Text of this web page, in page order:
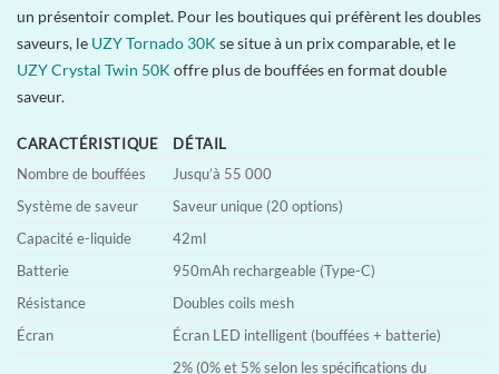
un présentoir complet. Pour les boutiques qui préfèrent les doubles
saveurs, le UZY Tornado 30K se situe à un prix comparable, et le
UZY Crystal Twin 50K offre plus de bouffées en format double
saveur.
CARACTÉRISTIQUE
DÉTAIL
Nombre de bouffées
Jusqu’à 55 000
Système de saveur
Saveur unique (20 options)
Capacité e-liquide
42ml
Batterie
950mAh rechargeable (Type-C)
Résistance
Doubles coils mesh
Écran
Écran LED intelligent (bouffées + batterie)
2% (0% et 5% selon les spécifications du